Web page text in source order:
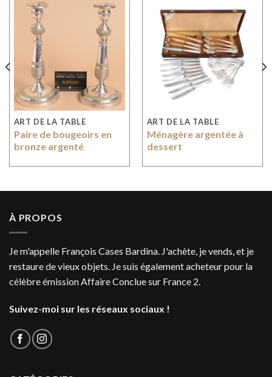
ART DE LA TABLE
Paire de bougeoirs en
bronze argenté
ART DE LA TABLE
Ménagère argentée à
dessert
À PROPOS
Je m'appelle François Cases Bardina. J'achète, je vends, et je
restaure de vieux objets. Je suis également acheteur pour la
célèbre émission Affaire Conclue sur France 2.
Suivez-moi sur les réseaux sociaux !